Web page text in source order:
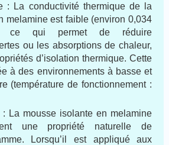
: La conductivité thermique de la
melamine est faible (environ 0,034
ce qui permet de réduire
ou les absorptions de chaleur,
d’isolation thermique. Cette
à des environnements à basse et
(température de fonctionnement :
: La mousse isolante en melamine
une propriété naturelle de
Lorsqu’il est appliqué aux